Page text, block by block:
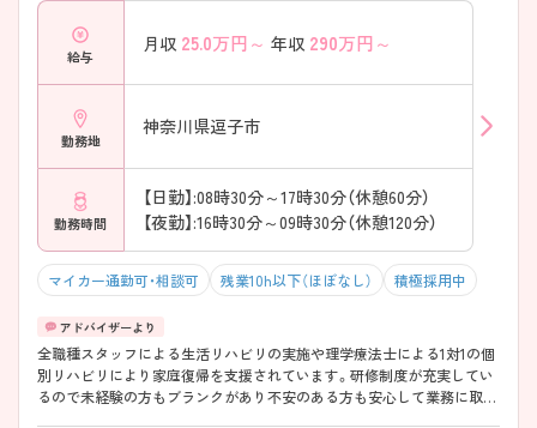
給与
月収 25.0万円～ 年収 290万円～
勤務地
神奈川県逗子市
勤務時間
【日勤】:08時30分～17時30分（休憩60分）
【夜勤】:16時30分～09時30分（休憩120分）
マイカー通勤可・相談可 残業10h以下（ほぼなし） 積極採用中
全職種スタッフによる生活リハビリの実施や理学療法士による1対1の個
別リハビリにより家庭復帰を支援されています。研修制度が充実してい
るので未経験の方もブランクがあり不安のある方も安心して業務に取り